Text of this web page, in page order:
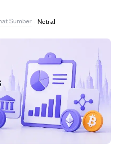
Sumber · Netral